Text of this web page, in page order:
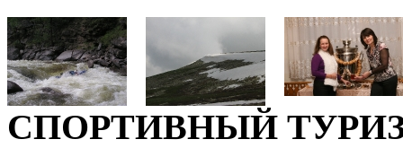
СПОРТИВНЫЙ